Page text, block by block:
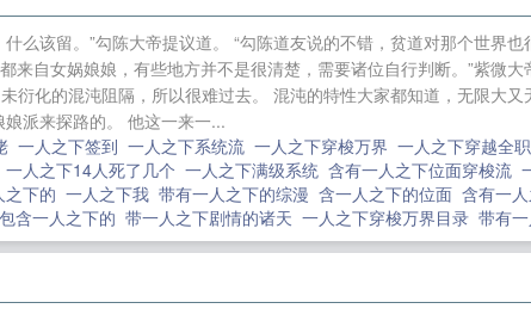
玉楼人醉杏花天 向着明亮那方 妖有千劫 一朵野花 仙
相对解法 破晓/小春天 觊觎公主姐姐 无能为爱+番
冉冉+番外 我要你过来 小把戏+番外 我与权相有个
的你+番外 愚梦国度+番外
该留。”勾陈大帝提议道。 “勾陈道友说的不错，贫道对那个世界也
自女娲娘娘，有些地方并不是很清楚，需要诸位自行判断。”紫微大
衍化的混沌阻隔，所以很难过去。 混沌的特性大家都知道，无限大
派来探路的。 他这一来一...
一人之下签到 一人之下系统流 一人之下穿梭万界 一人之下穿越全职
一人之下14人死了几个 一人之下满级系统 含有一人之下位面穿梭流
之下的 一人之下我 带有一人之下的综漫 含一人之下的位面 含有一
包含一人之下的 带一人之下剧情的诸天 一人之下穿梭万界目录 带有